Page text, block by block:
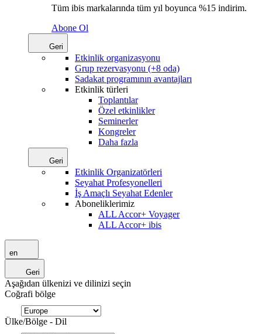
Tüm ibis markalarında tüm yıl boyunca %15 indirim.
Abone Ol
Geri
Etkinlik organizasyonu
Grup rezervasyonu (+8 oda)
Sadakat programının avantajları
Etkinlik türleri
Toplantılar
Özel etkinlikler
Seminerler
Kongreler
Daha fazla
Geri
Etkinlik Organizatörleri
Seyahat Profesyonelleri
İş Amaçlı Seyahat Edenler
Aboneliklerimiz
ALL Accor+ Voyager
ALL Accor+ ibis
en
Geri
Aşağıdan ülkenizi ve dilinizi seçin
Coğrafi bölge
Ülke/Bölge - Dil